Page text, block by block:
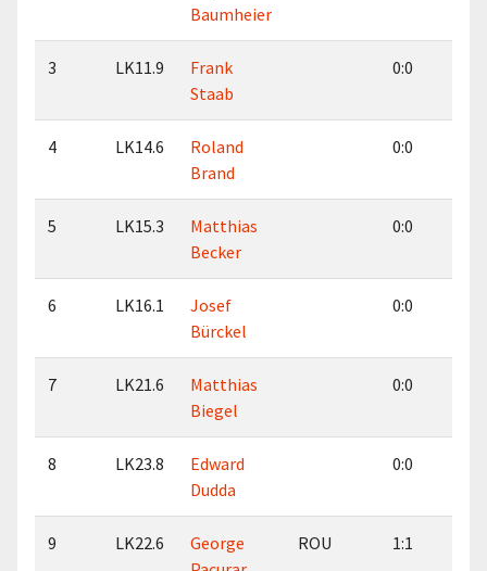
Baumheier
3 LK11.9
Frank
Staab
0:0
4 LK14.6
Roland
Brand
0:0
5 LK15.3
Matthias
Becker
0:0
6 LK16.1
Josef
Bürckel
0:0
7 LK21.6
Matthias
Biegel
0:0
8 LK23.8
Edward
Dudda
0:0
9 LK22.6
George
ROU 1:1